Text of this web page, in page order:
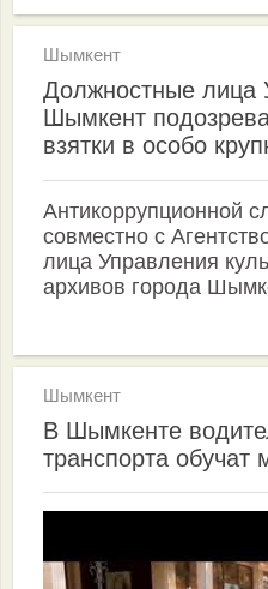
Шымкент
Должностные лица
Шымкент
взятки в особо
Антикоррупционной
совместно с
лица Управления
архивов города
Шымкент
В Шымкенте
транспорта обучат